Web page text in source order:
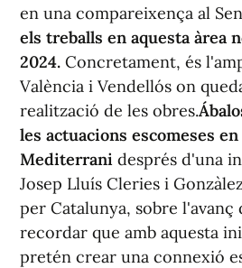
en una compareixença al
els treballs en aquesta àrea
2024. Concretament, és
València i Vendellós on
realització de les obres.
les actuacions escomeses
Mediterrani després d'una
Josep Lluís Cleries i
per Catalunya, sobre l'avanç
recordar que amb aquesta
pretén crear una connexió